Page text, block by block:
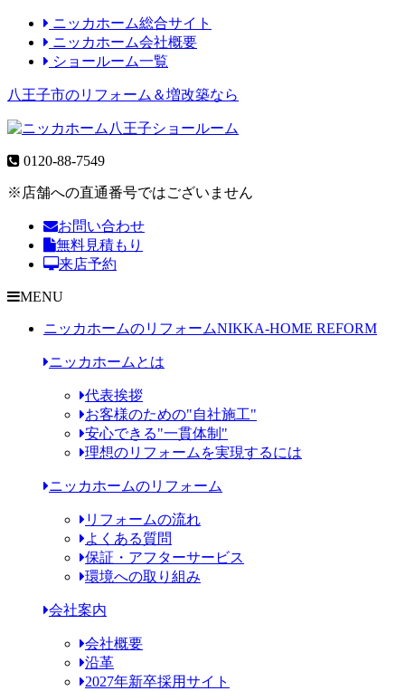
ニッカホーム総合サイト
ニッカホーム会社概要
ショールーム一覧
八王子市のリフォーム＆増改築なら
0120-88-7549
※店舗への直通番号ではございません
お問い合わせ
無料見積もり
来店予約
MENU
ニッカホームのリフォームNIKKA-HOME REFORM
ニッカホームとは
代表挨拶
お客様のための"自社施工"
安心できる"一貫体制"
理想のリフォームを実現するには
ニッカホームのリフォーム
リフォームの流れ
よくある質問
保証・アフターサービス
環境への取り組み
会社案内
会社概要
沿革
2027年新卒採用サイト